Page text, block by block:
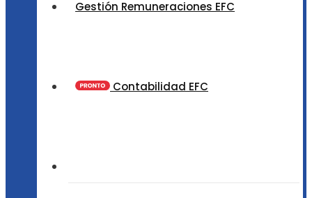
Gestión Remuneraciones EFC
Contabilidad EFC